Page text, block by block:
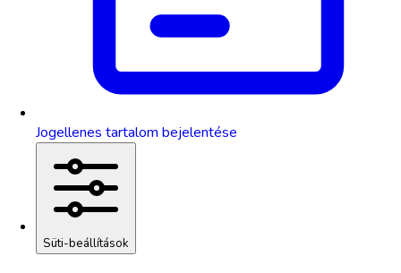
Jogellenes tartalom bejelentése
Süti-beállítások